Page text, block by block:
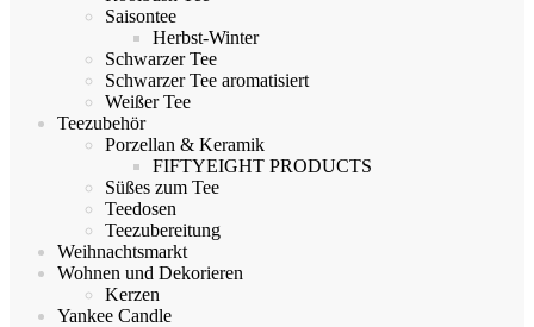
Saisontee
Herbst-Winter
Schwarzer Tee
Schwarzer Tee aromatisiert
Weißer Tee
Teezubehör
Porzellan & Keramik
FIFTYEIGHT PRODUCTS
Süßes zum Tee
Teedosen
Teezubereitung
Weihnachtsmarkt
Wohnen und Dekorieren
Kerzen
Yankee Candle